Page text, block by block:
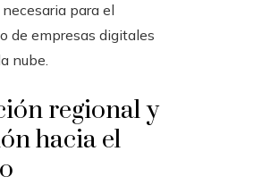
para el
de empresas digitales
nube.
regional y
hacia el